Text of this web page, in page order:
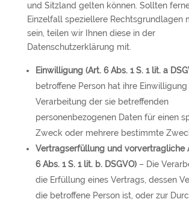
und Sitzland gelten können. Sollten
Einzelfall speziellere Rechtsgrundlagen
sein, teilen wir Ihnen diese in der
Datenschutzerklärung mit.
Einwilligung (Art. 6 Abs. 1 S. 1 lit. a
betroffene Person hat ihre
Verarbeitung der sie betreffenden
personenbezogenen Daten für einen
Zweck oder mehrere bestimmte
Vertragserfüllung und vorvertragliche
6 Abs. 1 S. 1 lit. b. DSGVO)– Die
die Erfüllung eines Vertrags, dessen
die betroffene Person ist, oder zur